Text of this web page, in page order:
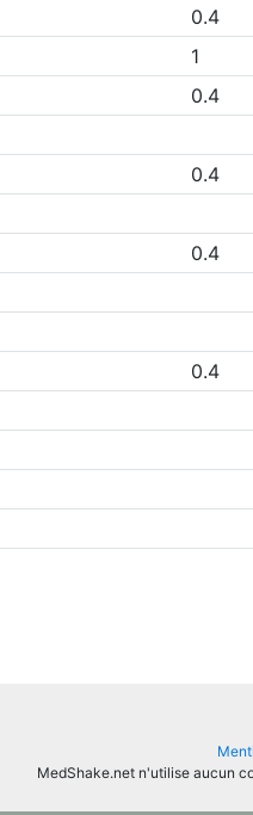
0.4
1
0.4
0.4
0.4
0.4
MedShake.net n'utilise aucun